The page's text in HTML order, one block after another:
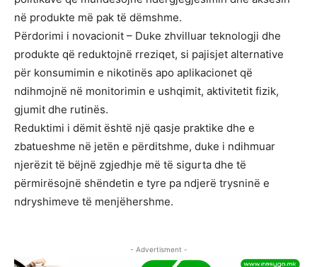
në produkte më pak të dëmshme.
Përdorimi i novacionit – Duke zhvilluar teknologji dhe
produkte që reduktojnë rreziqet, si pajisjet alternative
për konsumimin e nikotinës apo aplikacionet që
ndihmojnë në monitorimin e ushqimit, aktivitetit fizik,
gjumit dhe rutinës.
Reduktimi i dëmit është një qasje praktike dhe e
zbatueshme në jetën e përditshme, duke i ndihmuar
njerëzit të bëjnë zgjedhje më të sigurta dhe të
përmirësojnë shëndetin e tyre pa ndjerë trysninë e
ndryshimeve të menjëhershme.
- Advertisment -